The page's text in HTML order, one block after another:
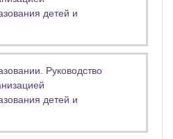
детей и
Руководство
детей и